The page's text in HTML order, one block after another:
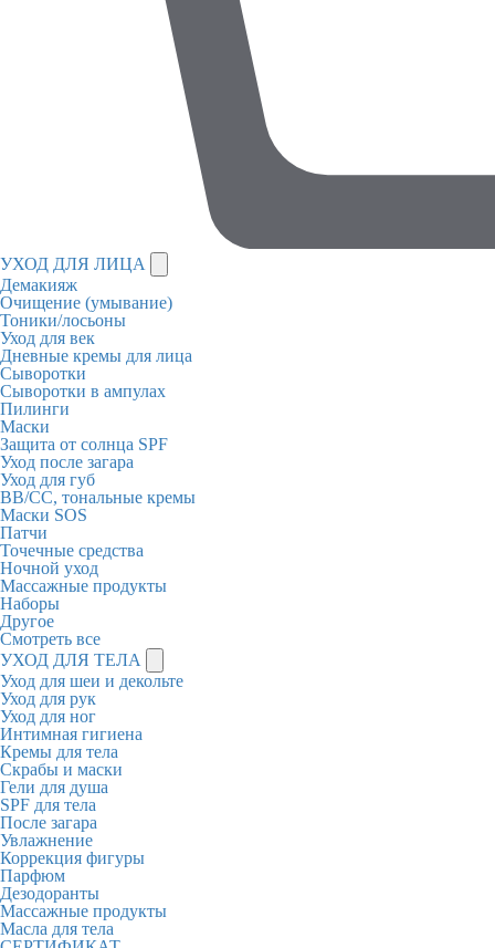
УХОД ДЛЯ ЛИЦА
Демакияж
Очищение (умывание)
Тоники/лосьоны
Уход для век
Дневные кремы для лица
Сыворотки
Сыворотки в ампулах
Пилинги
Маски
Защита от солнца SPF
Уход после загара
Уход для губ
BB/CC, тональные кремы
Маски SOS
Патчи
Точечные средства
Ночной уход
Массажные продукты
Наборы
Другое
Смотреть все
УХОД ДЛЯ ТЕЛА
Уход для шеи и декольте
Уход для рук
Уход для ног
Интимная гигиена
Кремы для тела
Скрабы и маски
Гели для душа
SPF для тела
После загара
Увлажнение
Коррекция фигуры
Парфюм
Дезодоранты
Массажные продукты
Масла для тела